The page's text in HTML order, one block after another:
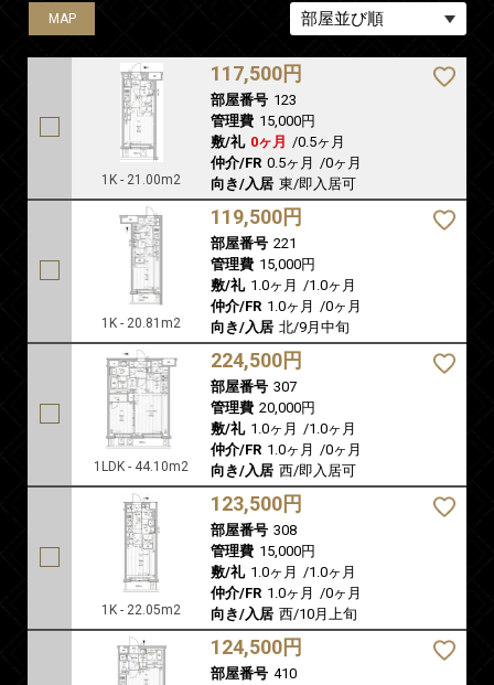
MAP
1K - 21.00m2
117,500円
部屋番号 123
管理費 15,000円
敷/礼 0ヶ月 /0.5ヶ月
仲介/FR 0.5ヶ月 /0ヶ月
向き/入居 東/即入居可
MAP
1K - 20.81m2
119,500円
部屋番号 221
管理費 15,000円
敷/礼 1.0ヶ月 /1.0ヶ月
仲介/FR 1.0ヶ月 /0ヶ月
向き/入居 北/9月中旬
MAP
1LDK - 44.10m2
224,500円
部屋番号 307
管理費 20,000円
敷/礼 1.0ヶ月 /1.0ヶ月
仲介/FR 1.0ヶ月 /0ヶ月
向き/入居 西/即入居可
MAP
1K - 22.05m2
123,500円
部屋番号 308
管理費 15,000円
敷/礼 1.0ヶ月 /1.0ヶ月
仲介/FR 1.0ヶ月 /0ヶ月
向き/入居 西/10月上旬
MAP
124,500円
部屋番号 410